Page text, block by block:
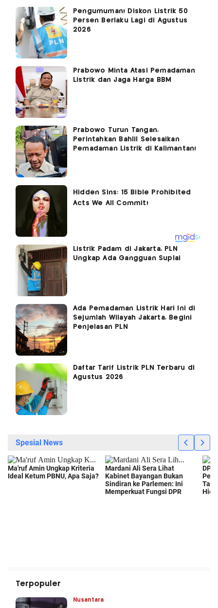
Pengumuman! Diskon Listrik 50
Persen Berlaku Lagi di Agustus
2026
Prabowo Minta Atasi Pemadaman
Listrik dan Jaga Harga BBM
Prabowo Turun Tangan,
Perintahkan Bahlil Selesaikan
Pemadaman Listrik di Kalimantan!
Listrik Padam di Jakarta, PLN
Ungkap Ada Gangguan Suplai
Ada Pemadaman Listrik Hari Ini di
Sejumlah Wilayah Jakarta, Begini
Penjelasan PLN
Daftar Tarif Listrik PLN Terbaru di
Agustus 2026
Terpopuler
Nusantara